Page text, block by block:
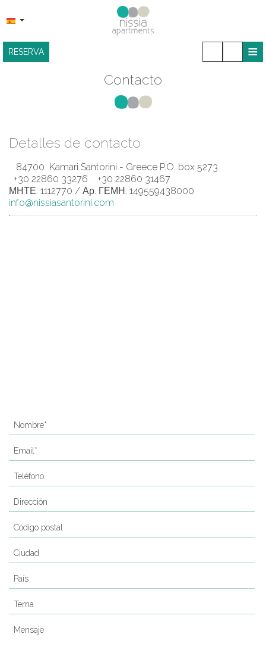
≡
RESERVA
HOME
UBICACIÓN
INSTALACIONES
BARRA DE SNACKS
GALERÍA FOTOGRÁFICA
Contacto
Detalles de contacto
84700 Kamari Santorini - Greece P.O. box 5273
+30 22860 33276
+30 22860 31467
ΜΗΤΕ: 1112770 / Αρ. ΓΕΜΗ: 149559438000
info@nissiasantorini.com